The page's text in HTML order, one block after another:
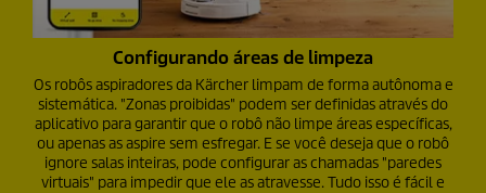
Configurando áreas de limpeza
Os robôs aspiradores da Kärcher limpam de forma autônoma e
sistemática. "Zonas proibidas" podem ser definidas através do
aplicativo para garantir que o robô não limpe áreas específicas,
ou apenas as aspire sem esfregar. E se você deseja que o robô
ignore salas inteiras, pode configurar as chamadas "paredes
virtuais" para impedir que ele as atravesse. Tudo isso é fácil e